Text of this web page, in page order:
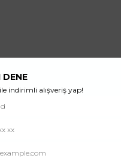
DENE
indirimli alışveriş yap!